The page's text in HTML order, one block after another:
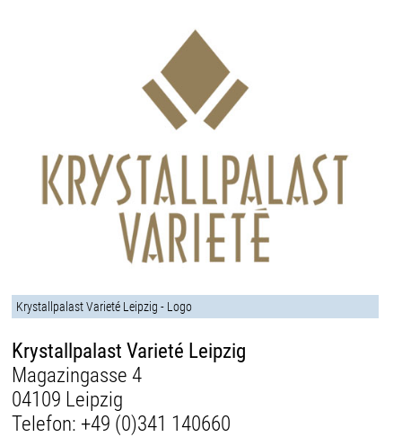
Krystallpalast Varieté Leipzig - Logo
Krystallpalast Varieté Leipzig
Magazingasse 4
04109 Leipzig
Telefon: +49 (0)341 140660